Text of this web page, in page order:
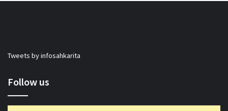
Tweets by infosahkarita
Follow us